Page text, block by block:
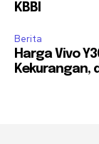
KBBI
Berita
Harga Vivo
Kekurangan,